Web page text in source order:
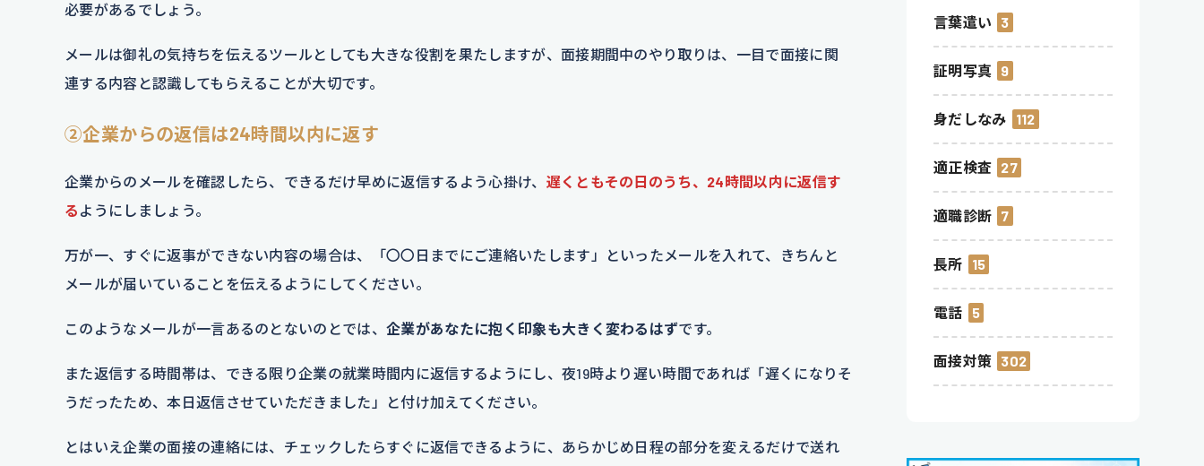
必要があるでしょう。
メールは御礼の気持ちを伝えるツールとしても大きな役割を果たしますが、面接期間中のやり取りは、一目で面接に関
連する内容と認識してもらえることが大切です。
②企業からの返信は24時間以内に返す
企業からのメールを確認したら、できるだけ早めに返信するよう心掛け、 遅くともその日のうち、24時間以内に返信す
る ようにしましょう。
万が一、すぐに返事ができない内容の場合は、「〇〇日までにご連絡いたします」といったメールを入れて、きちんと
メールが届いていることを伝えるようにしてください。
このようなメールが一言あるのとないのとでは、企業があなたに抱く印象も大きく変わるはずです。
また返信する時間帯は、できる限り企業の就業時間内に返信するようにし、夜19時より遅い時間であれば「遅くになりそ
うだったため、本日返信させていただきました」と付け加えてください。
とはいえ企業の面接の連絡には、チェックしたらすぐに返信できるように、あらかじめ日程の部分を変えるだけで送れ
言葉遣い 3
証明写真 9
身だしなみ 112
適正検査 27
適職診断 7
長所 15
電話 5
面接対策 302